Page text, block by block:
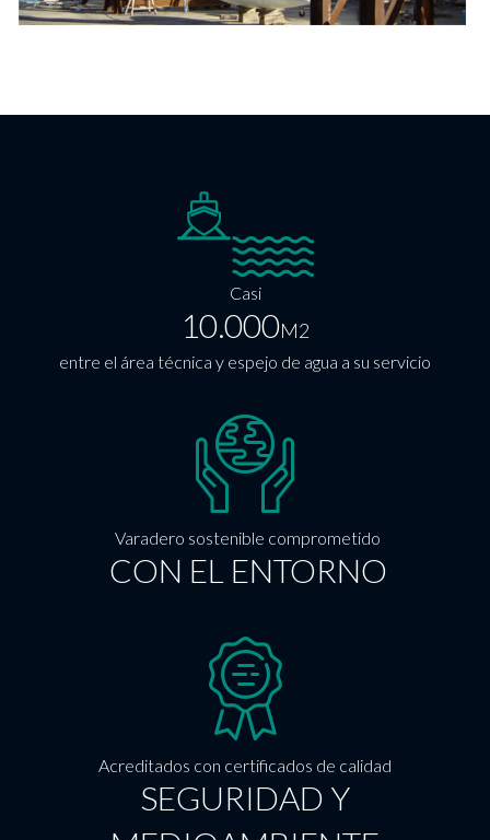
Casi
10.000M2
entre el área técnica y espejo de agua a su servicio
Varadero sostenible comprometido
CON EL ENTORNO
Acreditados con certificados de calidad
SEGURIDAD Y